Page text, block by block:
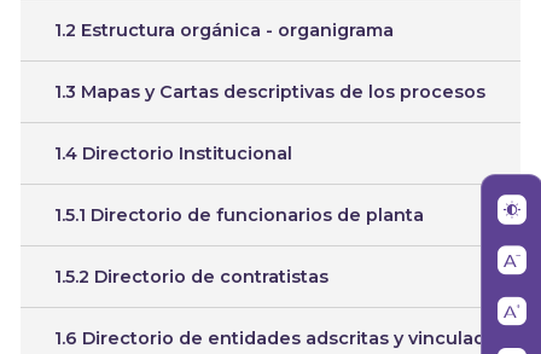
1.2 Estructura orgánica - organigrama
1.3 Mapas y Cartas descriptivas de los procesos
1.4 Directorio Institucional
1.5.1 Directorio de funcionarios de planta
1.5.2 Directorio de contratistas
1.6 Directorio de entidades adscritas y vinculada